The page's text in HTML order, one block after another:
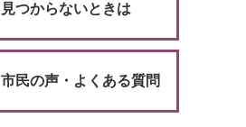
見つからないときは
市民の声・よくある質問